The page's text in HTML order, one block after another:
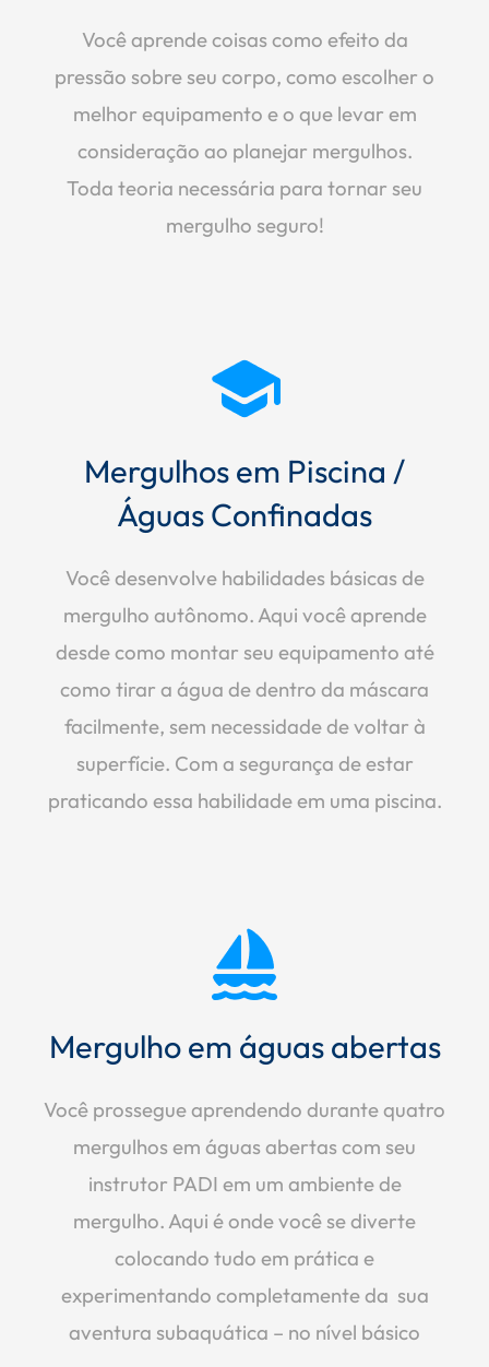
Você aprende coisas como efeito da
pressão sobre seu corpo, como escolher o
melhor equipamento e o que levar em
consideração ao planejar mergulhos.
Toda teoria necessária para tornar seu
mergulho seguro!
Mergulhos em Piscina /
Águas Confinadas
Você desenvolve habilidades básicas de
mergulho autônomo. Aqui você aprende
desde como montar seu equipamento até
como tirar a água de dentro da máscara
facilmente, sem necessidade de voltar à
superfície. Com a segurança de estar
praticando essa habilidade em uma piscina.
Mergulho em águas abertas
Você prossegue aprendendo durante quatro
mergulhos em águas abertas com seu
instrutor PADI em um ambiente de
mergulho. Aqui é onde você se diverte
colocando tudo em prática e
experimentando completamente da sua
aventura subaquática – no nível básico